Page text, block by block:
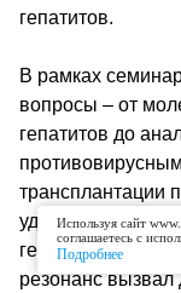
гепатитов.
В рамках
вопросы – от
гепатитов до
трансплантации
уделено теме
гепатита B и
резонанс
Используя сайт
соглашаетесь с
Подробнее